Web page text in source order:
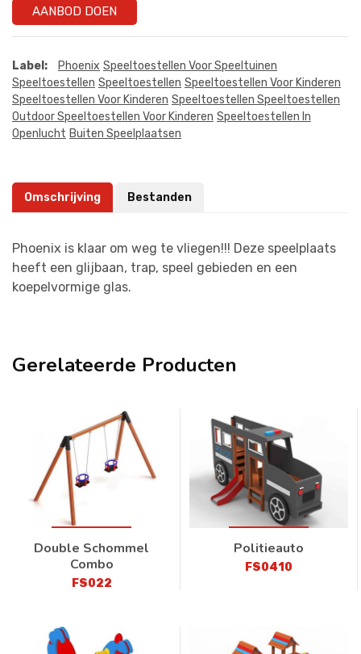
AANBOD DOEN
Label: Phoenix Speeltoestellen Voor Speeltuinen
Speeltoestellen Speeltoestellen Speeltoestellen Voor Kinderen
Speeltoestellen Voor Kinderen Speeltoestellen Speeltoestellen
Outdoor Speeltoestellen Voor Kinderen Speeltoestellen In
Openlucht Buiten Speelplaatsen
Omschrijving Bestanden
Phoenix is klaar om weg te vliegen!!! Deze speelplaats
heeft een glijbaan, trap, speel gebieden en een
koepelvormige glas.
Gerelateerde Producten
Double Schommel
Combo
FS022
Politieauto
FS0410